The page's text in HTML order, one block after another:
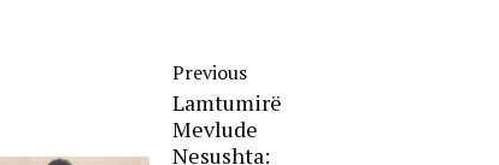
Previous
Lamtumirë
Mevlude
Nesushta: